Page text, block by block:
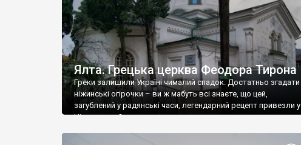
Ялта. Грецька церква Феодора Тирона
Греки залишили Україні чималий спадок. Достатньо згадати
ніжинські огірочки – ви ж мабуть всі знаєте, що цей,
загублений у радянські часи, легендарний рецепт привезли у
Ніжин греки?